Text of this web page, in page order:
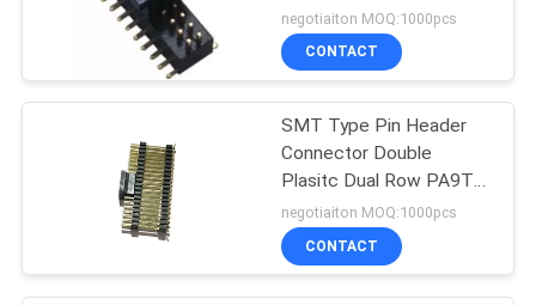
Untuk Kamera Digital
negotiaiton MOQ:1000pcs
CONTACT
SMT Type Pin Header
Connector Double
Plasitc Dual Row PA9T
Black ROHS
negotiaiton MOQ:1000pcs
CONTACT